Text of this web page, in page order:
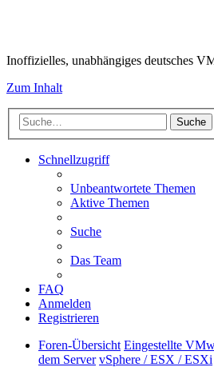
Inoffizielles, unabhängiges deutsches
Zum Inhalt
Suche
Schnellzugriff
Unbeantwortete Themen
Aktive Themen
Suche
Das Team
FAQ
Anmelden
Registrieren
Foren-Übersicht Eingestellte
dem Server vSphere / ESX / ESXi